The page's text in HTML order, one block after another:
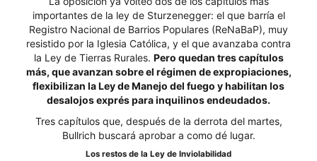
importantes de la ley de Sturzenegger: el que barría el
Registro Nacional de Barrios Populares (ReNaBaP), muy
resistido por la Iglesia Católica, y el que avanzaba contra
la Ley de Tierras Rurales. Pero quedan tres capítulos
más, que avanzan sobre el régimen de expropiaciones,
flexibilizan la Ley de Manejo del fuego y habilitan los
desalojos exprés para inquilinos endeudados.
Tres capítulos que, después de la derrota del martes,
Bullrich buscará aprobar a como dé lugar.
Los restos de la Ley de Inviolabilidad